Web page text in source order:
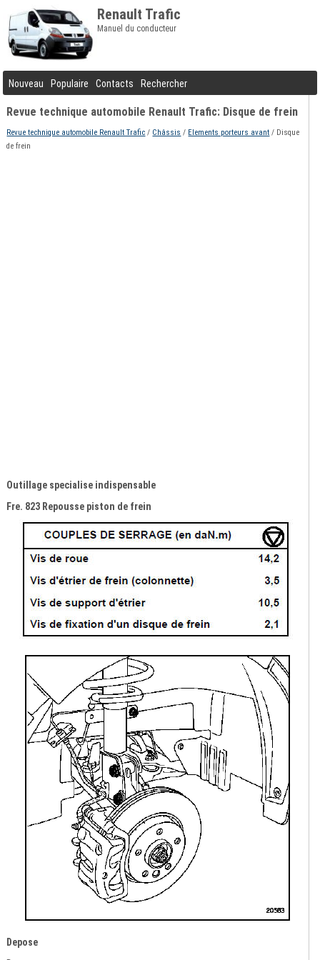
Renault Trafic
Manuel du conducteur
Nouveau Populaire Contacts Rechercher
Revue technique automobile Renault Trafic: Disque de frein
Revue technique automobile Renault Trafic / Châssis / Elements porteurs avant / Disque
de frein
Outillage specialise indispensable
Fre. 823 Repousse piston de frein
Depose